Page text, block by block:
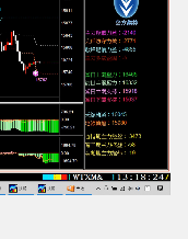
Playback Rate
Unmute